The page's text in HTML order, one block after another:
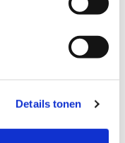
Details tonen
voor het begrijpen